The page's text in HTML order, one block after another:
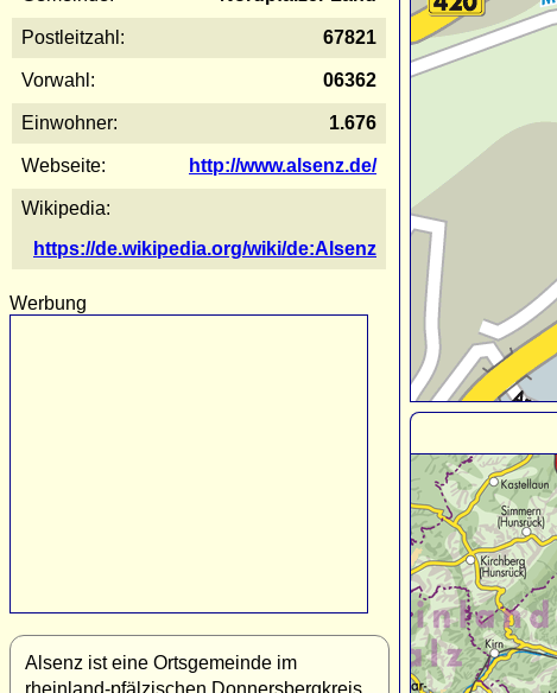
Postleitzahl: 67821
Vorwahl: 06362
Einwohner: 1.676
Webseite: http://www.alsenz.de/
Wikipedia:
https://de.wikipedia.org/wiki/de:Alsenz
Werbung
Alsenz ist eine Ortsgemeinde im
rheinland-pfälzischen Donnersbergkreis